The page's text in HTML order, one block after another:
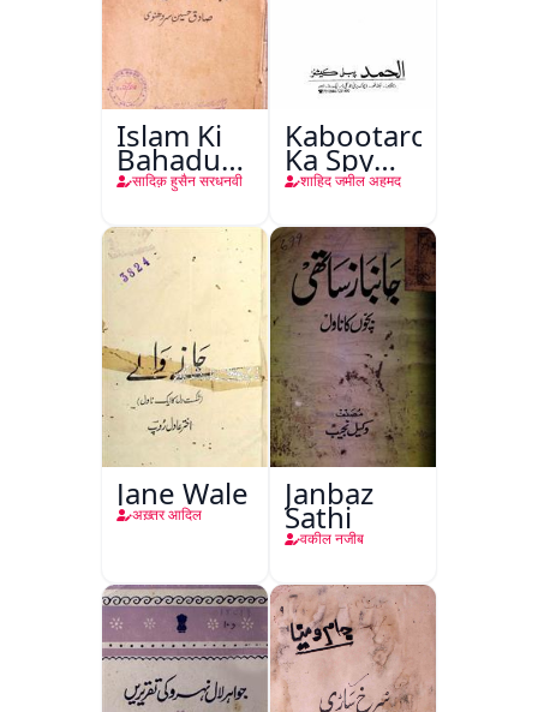
Islam Ki
Bahadur
Shahzadiyan
सादिक़ हुसैन सरधनवी
Kabootaron
Ka Spy
Plan
शाहिद जमील अहमद
Jane Wale
अख़्तर आदिल
Janbaz
Sathi
वकील नजीब